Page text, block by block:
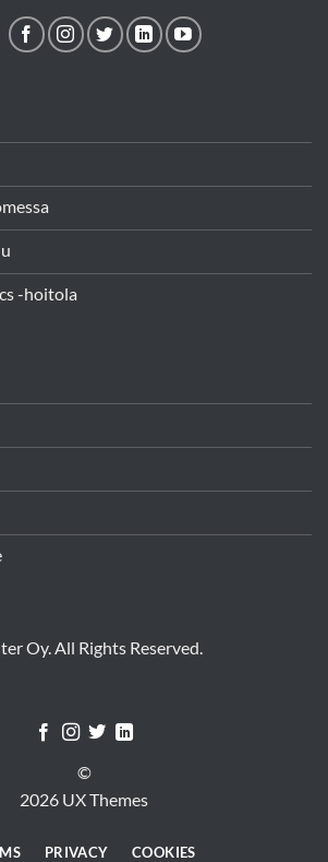
-hoitola
Oy. All Rights Reserved.
©
2026 UX Themes
PRIVACY COOKIES